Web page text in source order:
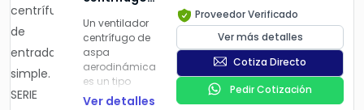
simple.
SERIE 8000-
A
Unventilador
centrífugo de
aspa
aerodinámica
es un tipo
especializado
Ver detalles
Proveedor Verificado
Ver más detalles
Cotiza Directo
Pedir Cotización